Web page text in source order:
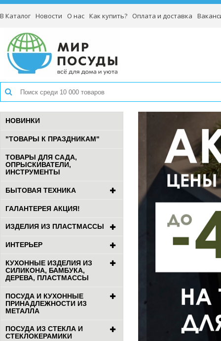
В Каталог Новости О нас Как купить? Оплата и доставка
НОВИНКИ
"ТОВАРЫ К ПРАЗДНИКАМ"
ТОВАРЫ ДЛЯ САДА,
ОПРЫСКИВАТЕЛИ,
ИНСТРУМЕНТЫ
БЫТОВАЯ ТЕХНИКА
ГАЛАНТЕРЕЯ АКЦИЯ!
ИЗДЕЛИЯ ИЗ ПЛАСТМАССЫ
ИНТЕРЬЕР
КУХОННЫЕ ИЗДЕЛИЯ ИЗ
СИЛИКОНА, БАМБУКА,
ДЕРЕВА, ПЛАСТМАССЫ
ПОСУДА И КУХОННЫЕ
ПРИНАДЛЕЖНОСТИ ИЗ
МЕТАЛЛА
ПОСУДА ИЗ СТЕКЛА И
СТЕКЛОКЕРАМИКИ